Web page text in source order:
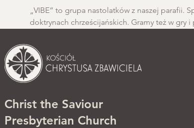
„VIBE” to grupa nastolatków z naszej parafii.
doktrynach chrześcijańskich. Gramy też w gry
Christ the Saviour
Presbyterian Church